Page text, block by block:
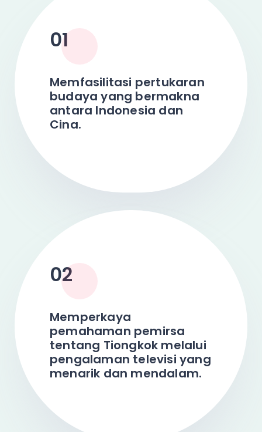
01
Memfasilitasi pertukaran
budaya yang bermakna
antara Indonesia dan
Cina.
02
Memperkaya
pemahaman pemirsa
tentang Tiongkok melalui
pengalaman televisi yang
menarik dan mendalam.